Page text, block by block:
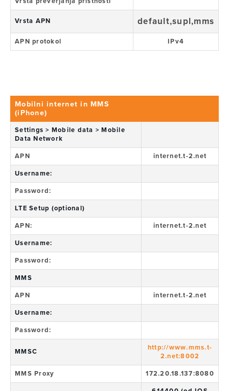
Vrsta APN default,supl,mms
APN protokol IPv4
Mobilni internet in MMS
(iPhone)
Settings > Mobile data > Mobile
Data Network
APN internet.t-2.net
Username:
Password:
LTE Setup (optional)
APN: internet.t-2.net
Username:
Password:
MMS
APN internet.t-2.net
Username:
Password:
MMSC
http://www.mms.t-
2.net:8002
MMS Proxy 172.20.18.137:8080